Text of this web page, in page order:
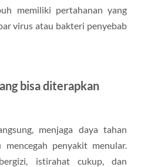
memiliki pertahanan yang
virus atau bakteri penyebab
bisa diterapkan
menjaga daya tahan
penyakit menular.
istirahat cukup, dan